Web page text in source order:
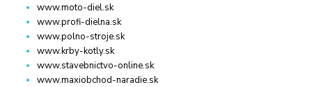
www.moto-diel.sk
www.profi-dielna.sk
www.polno-stroje.sk
www.krby-kotly.sk
www.stavebnictvo-online.sk
www.maxiobchod-naradie.sk